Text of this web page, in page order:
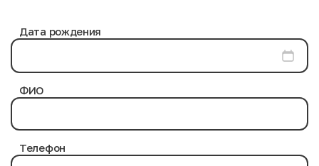
Дата рождения
ФИО
Телефон